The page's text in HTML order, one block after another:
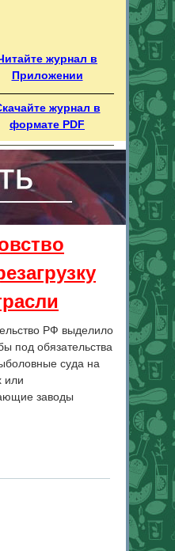
журнал в
Приложении
журнал в
формате PDF
РФ выделило
под обязательства
суда на
или
заводы